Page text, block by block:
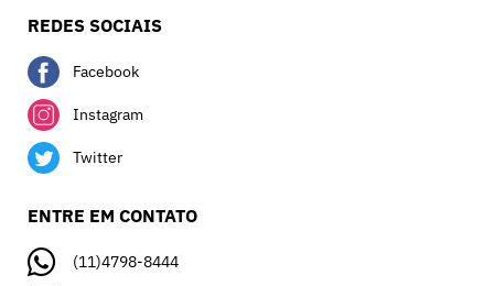
REDES SOCIAIS
Facebook
Instagram
Twitter
ENTRE EM CONTATO
(11)4798-8444